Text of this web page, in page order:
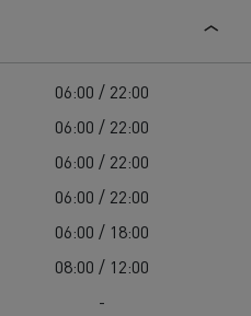
06:00 / 22:00
06:00 / 22:00
06:00 / 22:00
06:00 / 22:00
06:00 / 18:00
08:00 / 12:00
-